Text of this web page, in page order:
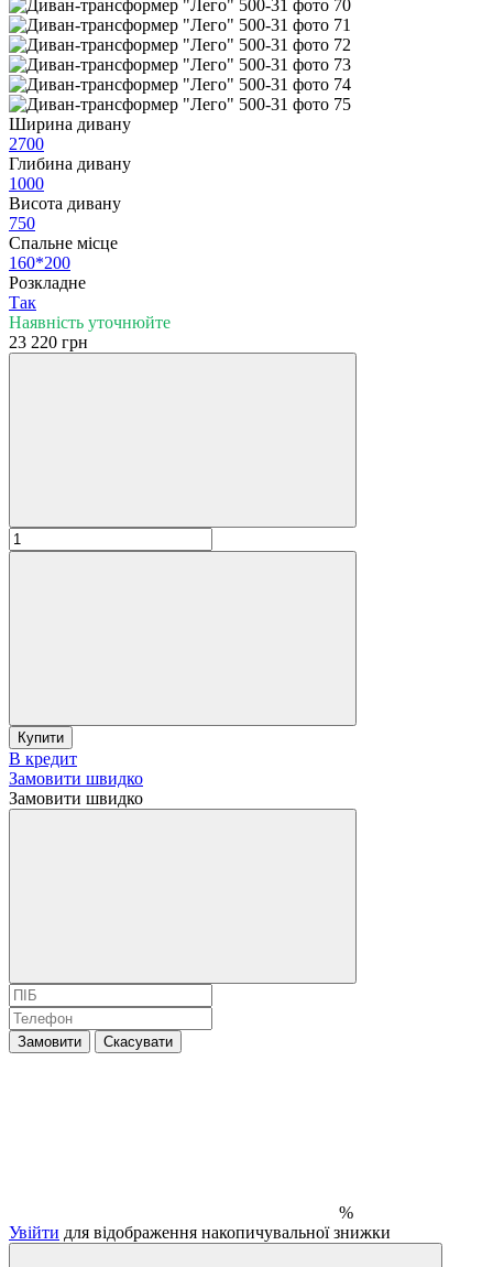
Ширина дивану
2700
Глибина дивану
1000
Висота дивану
750
Спальне місце
160*200
Розкладне
Так
Наявність уточнюйте
23 220 грн
Купити
В кредит
Замовити швидко
Замовити швидко
Замовити Скасувати
%
Увійти для відображення накопичувальної знижки